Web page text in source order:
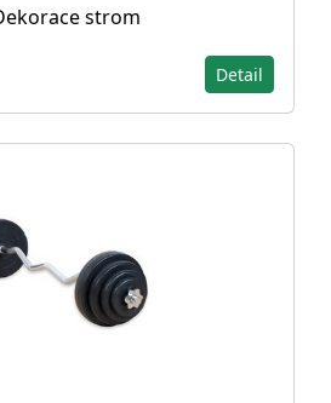
strom
Detail